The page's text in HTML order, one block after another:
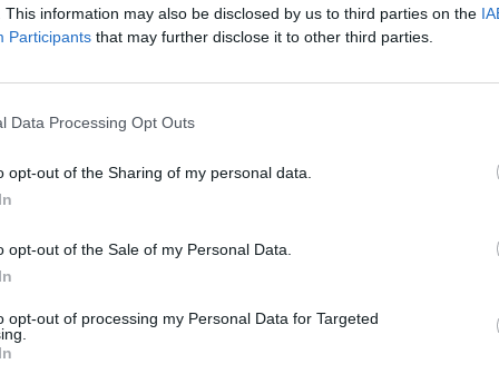
This information may also be disclosed by us to third parties on the
Participants that may further disclose it to other third parties.
Data Processing Opt Outs
opt-out of the Sharing of my personal data.
opt-out of the Sale of my Personal Data.
opt-out of processing my Personal Data for Targeted
кожата. Експертите съветват да седнете
изгасне, проветрете добре стаята. И не палете
НОВИНИ »